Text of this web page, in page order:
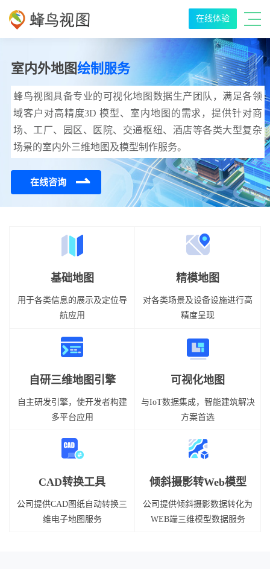
在线体验
室内外地图绘制服务
蜂鸟视图具备专业的可视化地图数据生产团队，满足各领
域客户对高精度3D 模型、室内地图的需求，提供针对商
场、工厂、园区、医院、交通枢纽、酒店等各类大型复杂
场景的室内外三维地图及模型制作服务。
在线咨询 ⇂
基础地图
用于各类信息的展示及定位导
航应用
精模地图
对各类场景及设备设施进行高
精度呈现
自研三维地图引擎
自主研发引擎，使开发者构建
多平台应用
可视化地图
与IoT数据集成，智能建筑解决
方案首选
CAD转换工具
公司提供CAD图纸自动转换三
维电子地图服务
倾斜摄影转Web模型
公司提供倾斜摄影数据转化为
WEB端三维模型数据服务